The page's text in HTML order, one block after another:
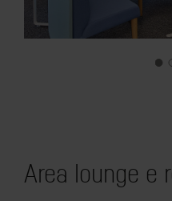
Area lounge e